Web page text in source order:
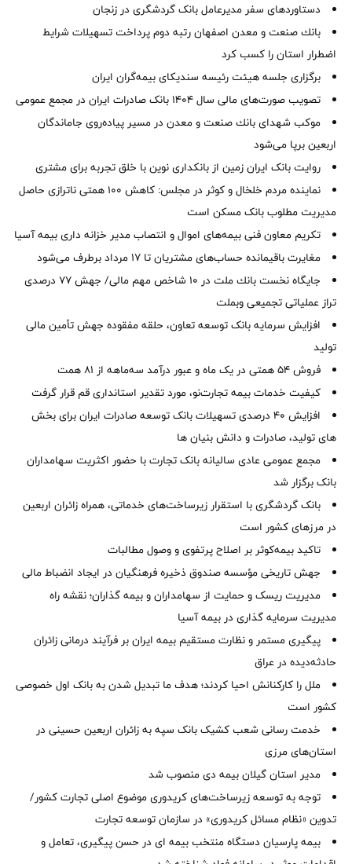
دستاوردهای سفر مدیرعامل بانک گردشگری در زنجان
بانك صنعت و معدن اصفهان رتبه دوم پرداخت تسهیلات شرایط
اضطرار استان را كسب كرد
برگزاری جلسه هیئت رئیسه سندیکای بیمه‌گران ایران
تصویب صورت‌های مالی سال ۱۴۰۴ بانک صادرات ایران در مجمع عمومی
موكب شهدای بانك صنعت و معدن در مسیر پیاده‌روی جاماندگان
اربعین برپا می‌شود
روایت بانک ایران زمین از بانکداری نوین با خلق تجربه برای مشتری
نماینده مردم خلخال و کوثر در مجلس: کاهش ۱۰۰ همتی ناترازی حاصل
مدیریت مطلوب بانک مسکن است
تکریم معاون فنی بیمه‌های اموال و انتصاب مدیر خزانه داری بیمه آسیا
مغایرت‌ باقیمانده حساب‌های مشتریان تا ۱۷ مرداد برطرف می‌شود
جایگاه نخست بانك ملت در 10 شاخص مهم مالی/ جهش 77 درصدی
تراز عملیاتی تجمیعی وبملت
افزایش سرمایه بانک توسعه تعاون، حلقه مفقوده جهش تأمین مالی
تولید
فروش 54 همتی در یک ماه و عبور درآمد سه‌ماهه از 81 همت
کیفیت خدمات بیمه تجارت‌نو، مورد تقدیر استانداری قم قرار گرفت
افزایش 40 درصدی تسهیلات بانک توسعه صادرات ایران برای بخش
های تولید، صادرات و دانش بنیان ها
مجمع عمومی عادی سالیانه بانک تجارت با حضور اکثریت سهامداران
بانک برگزار شد
بانک گردشگری با استقرار زیرساخت‌های خدماتی، همراه زائران اربعین
در مرزهای کشور است
تاکید بیمه‌کوثر بر اصلاح پرتفوی و وصول مطالبات ‌
جهش تاریخی مؤسسه صندوق ذخیره فرهنگیان در ایجاد انضباط مالی
مدیریت ریسک و حمایت از سهامداران و بیمه گذاران؛ نقشه راه
مدیریت سرمایه گذاری در بیمه آسیا
پیگیری مستمر و نظارت مستقیم بیمه ایران بر فرآیند درمانی زائران
حادثه‌دیده در عراق
ملل را کارکنانش احیا کردند؛ هدف ما تبدیل شدن به بانک اول خصوصی
کشور است
خدمت رسانی شعب کشیک بانک سپه به زائران اربعین حسینی در
استان‌‌های مرزی
‌مدیر استان گیلان بیمه دی منصوب شد
توجه به توسعه زیرساخت‌های کریدوری موضوع اصلی تجارت کشور/
تدوین «نظام مسائل کریدوری» در سازمان توسعه تجارت
بیمه پارسیان دستگاه منتخب بیمه ای در حسن پیگیری، تعامل و